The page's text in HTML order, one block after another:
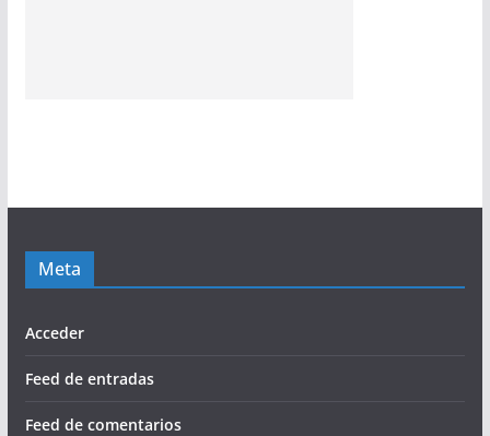
Meta
Acceder
Feed de entradas
Feed de comentarios